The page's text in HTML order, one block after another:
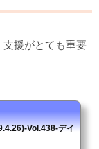
援がとても重要
Vol.438-デイ